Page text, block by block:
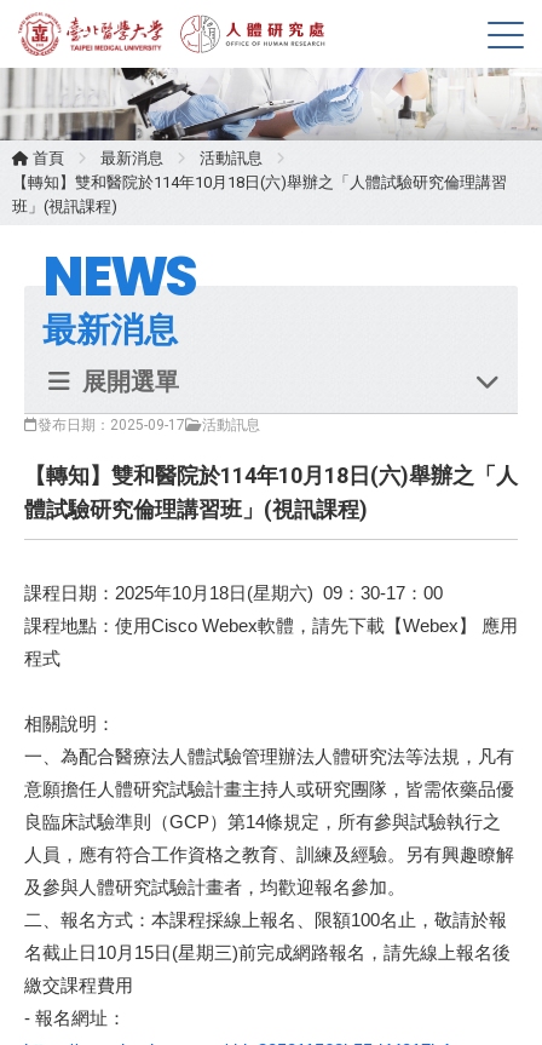
展
開
單
首頁 最新消息
活動訊息
【轉知】雙和醫院於114年10月18日(六)舉辦之「人體試驗研究倫理講習
班」(視訊課程)
NEWS
最新消息
展開選單
發布日期：2025-09-17 活動訊息
【轉知】雙和醫院於114年10月18日(六)舉辦之「人
體試驗研究倫理講習班」(視訊課程)
課程日期：2025年10月18日(星期六) 09：30-17：00
課程地點：使用Cisco Webex軟體，請先下載【Webex】 應用
程式
相關說明：
一、為配合醫療法人體試驗管理辦法人體研究法等法規，凡有
意願擔任人體研究試驗計畫主持人或研究團隊，皆需依藥品優
良臨床試驗準則（GCP）第14條規定，所有參與試驗執行之
人員，應有符合工作資格之教育、訓練及經驗。另有興趣瞭解
及參與人體研究試驗計畫者，均歡迎報名參加。
二、報名方式：本課程採線上報名、限額100名止，敬請於報
名截止日10月15日(星期三)前完成網路報名，請先線上報名後
繳交課程費用
- 報名網址：